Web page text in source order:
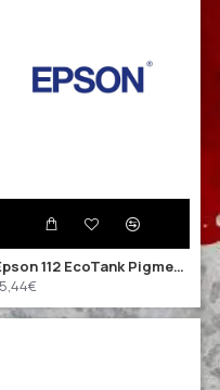
Epson 112 EcoTank Pigment Cyan ink bottle (C13T06C24A) (EPST06C24A)